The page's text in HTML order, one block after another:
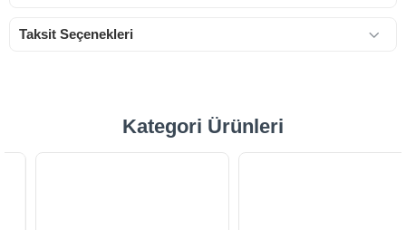
Taksit Seçenekleri
Kategori Ürünleri